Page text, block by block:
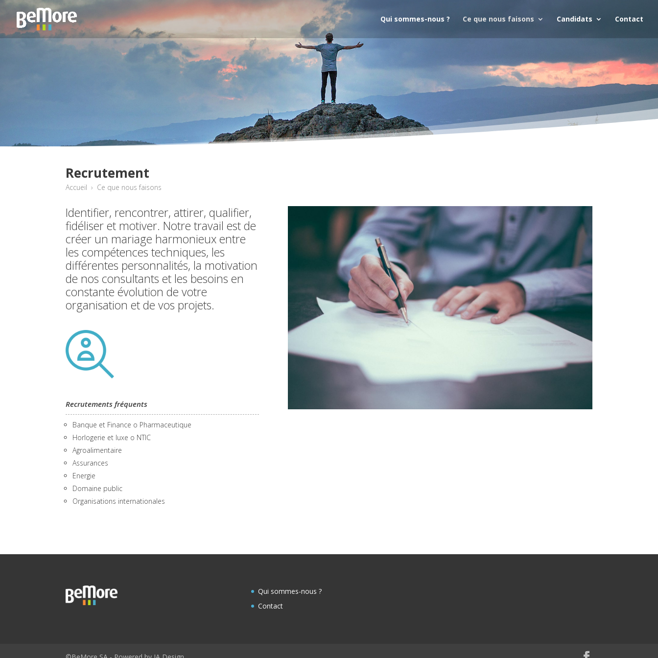
Qui sommes-nous ? Ce que nous faisons Candidats Contact
Recrutement
Accueil › Ce que nous faisons
Identifier, rencontrer, attirer, qualifier,
fidéliser et motiver. Notre travail est de
créer un mariage harmonieux entre
les compétences techniques, les
différentes personnalités, la motivation
de nos consultants et les besoins en
constante évolution de votre
organisation et de vos projets.
Recrutements fréquents
Banque et Finance o Pharmaceutique
Horlogerie et luxe o NTIC
Agroalimentaire
Assurances
Energie
Domaine public
Organisations internationales
Qui sommes-nous ?
Contact